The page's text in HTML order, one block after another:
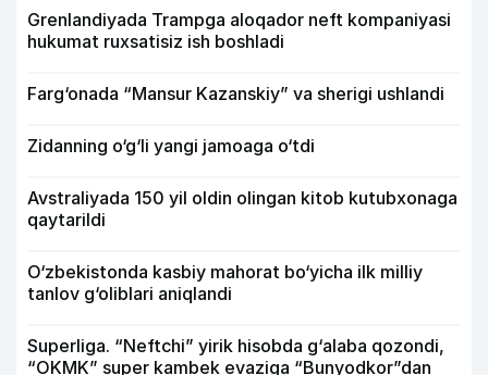
Grenlandiyada Trampga aloqador neft kompaniyasi
hukumat ruxsatisiz ish boshladi
Farg‘onada “Mansur Kazanskiy” va sherigi ushlandi
Zidanning o‘g‘li yangi jamoaga o‘tdi
Avstraliyada 150 yil oldin olingan kitob kutubxonaga
qaytarildi
O‘zbekistonda kasbiy mahorat bo‘yicha ilk milliy
tanlov g‘oliblari aniqlandi
Superliga. “Neftchi” yirik hisobda g‘alaba qozondi,
“OKMK” super kambek evaziga “Bunyodkor”dan